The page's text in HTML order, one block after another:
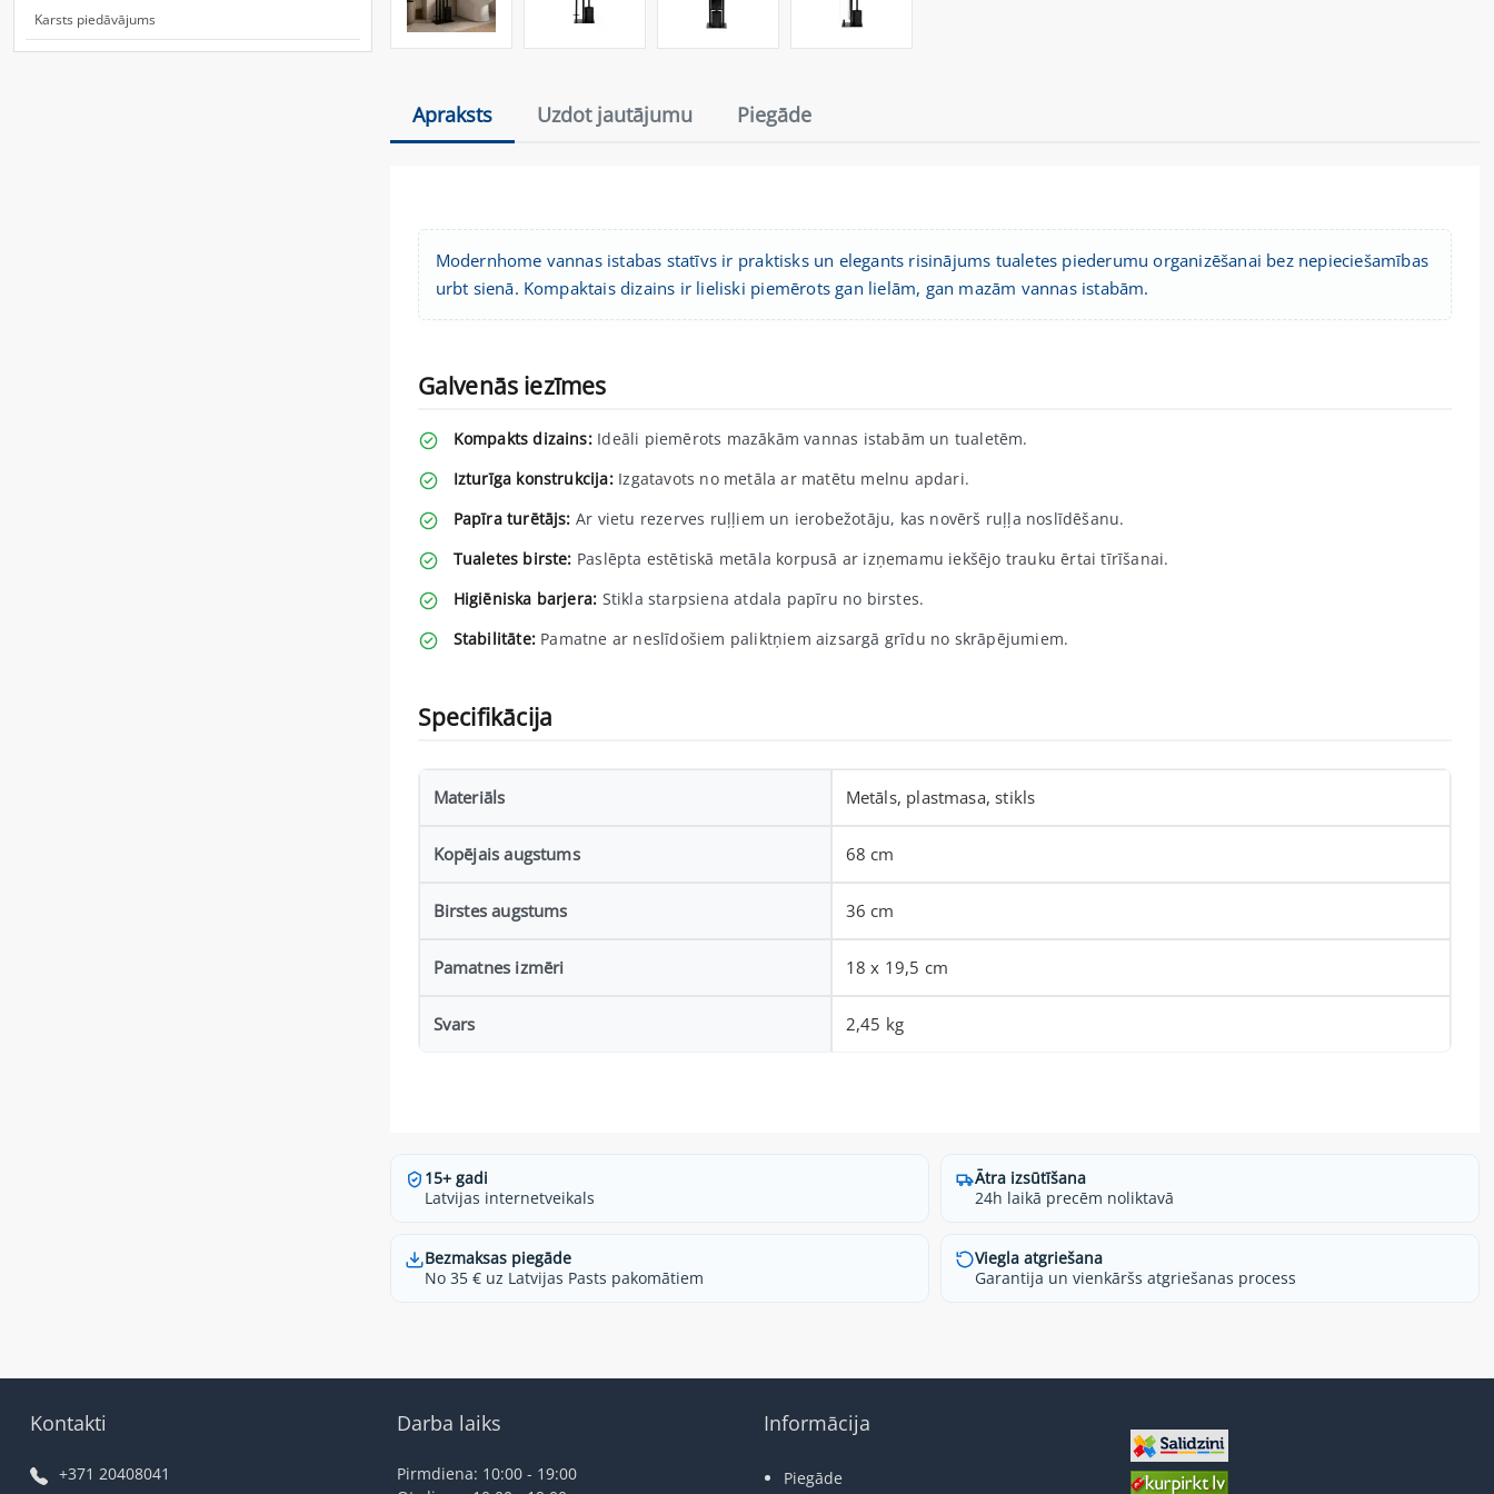
Karsts piedāvājums
Apraksts Uzdot jautājumu Piegāde
Modernhome vannas istabas statīvs ir praktisks un elegants risinājums tualetes piederumu organizēšanai bez nepieciešamības
urbt sienā. Kompaktais dizains ir lieliski piemērots gan lielām, gan mazām vannas istabām.
Galvenās iezīmes
Kompakts dizains:Ideāli piemērots mazākām vannas istabām un tualetēm.
Izturīga konstrukcija:Izgatavots no metāla ar matētu melnu apdari.
Papīra turētājs: Ar vietu rezerves ruļļiem un ierobežotāju, kas novērš ruļļa noslīdēšanu.
Tualetes birste: Paslēpta estētiskā metāla korpusā ar izņemamu iekšējo trauku ērtai tīrīšanai.
Higiēniska barjera: Stikla starpsiena atdala papīru no birstes.
Stabilitāte:Pamatne ar neslīdošiem paliktņiem aizsargā grīdu no skrāpējumiem.
Specifikācija
Materiāls Metāls, plastmasa, stikls
Kopējais augstums 68 cm
Birstes augstums 36 cm
Pamatnes izmēri 18 x 19,5 cm
Svars 2,45 kg
15+ gadi
Latvijas internetveikals
Ātra izsūtīšana
24h laikā precēm noliktavā
Bezmaksas piegāde
No 35 € uz Latvijas Pasts pakomātiem
Viegla atgriešana
Garantija un vienkāršs atgriešanas process
Kontakti
+371 20408041
Darba laiks
Pirmdiena: 10:00 - 19:00
Informācija
Piegāde